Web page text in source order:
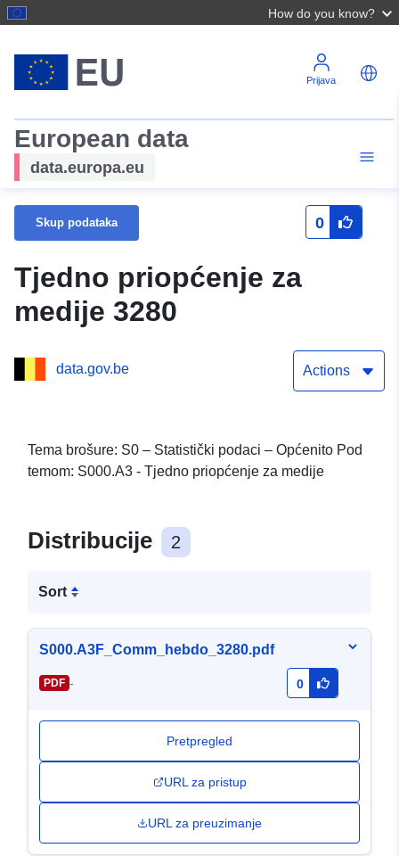
How do you know?
Prijava
European data
data.europa.eu
Skup podataka 0
Tjedno priopćenje za
medije 3280
data.gov.be Actions
Tema brošure: S0 – Statistički podaci – Općenito Pod
temom: S000.A3 - Tjedno priopćenje za medije
Distribucije 2
Sort
S000.A3F_Comm_hebdo_3280.pdf
PDF - 0
Pretpregled
URL za pristup
URL za preuzimanje